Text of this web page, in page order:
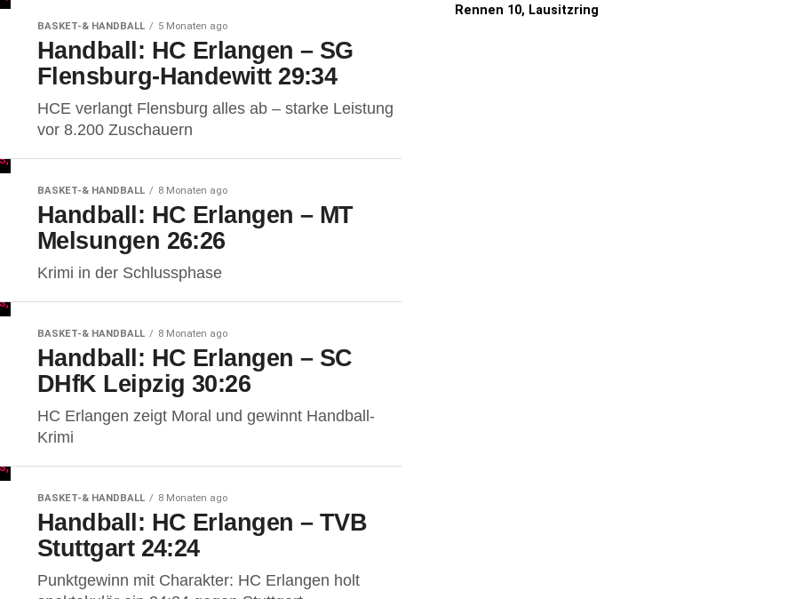
BASKET-& HANDBALL 5 Monaten ago
Handball: HC Erlangen – SG
Flensburg-Handewitt 29:34
HCE verlangt Flensburg alles ab – starke Leistung
vor 8.200 Zuschauern
BASKET-& HANDBALL 8 Monaten ago
Handball: HC Erlangen – MT
Melsungen 26:26
Krimi in der Schlussphase
BASKET-& HANDBALL 8 Monaten ago
Handball: HC Erlangen – SC
DHfK Leipzig 30:26
HC Erlangen zeigt Moral und gewinnt Handball-
Krimi
BASKET-& HANDBALL 8 Monaten ago
Handball: HC Erlangen – TVB
Stuttgart 24:24
Punktgewinn mit Charakter: HC Erlangen holt
Rennen 10, Lausitzring